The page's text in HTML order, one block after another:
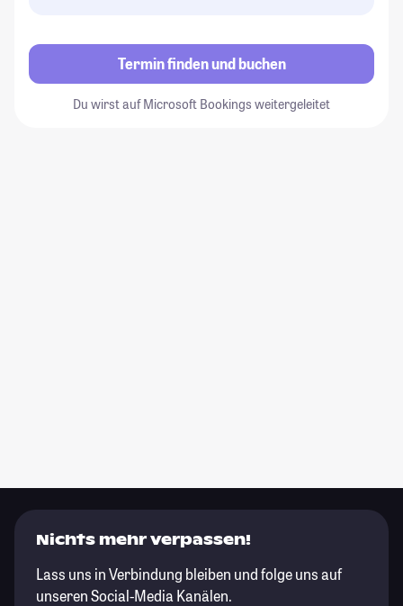
Termin finden und buchen
Du wirst auf Microsoft Bookings weitergeleitet
Nichts mehr verpassen!
Lass uns in Verbindung bleiben und folge uns auf
unseren Social-Media Kanälen.